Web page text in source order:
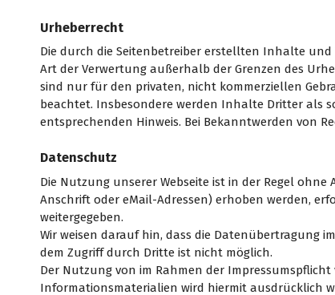
Urheberrecht
Die durch die Seitenbetreiber erstellten Inhalte
Art der Verwertung außerhalb der Grenzen des
sind nur für den privaten, nicht kommerziellen
beachtet. Insbesondere werden Inhalte Dritter als
entsprechenden Hinweis. Bei Bekanntwerden von
Datenschutz
Die Nutzung unserer Webseite ist in der Regel
Anschrift oder eMail-Adressen) erhoben werden,
weitergegeben.
Wir weisen darauf hin, dass die Datenübertragung
dem Zugriff durch Dritte ist nicht möglich.
Der Nutzung von im Rahmen der
Informationsmaterialien wird hiermit ausdrücklich